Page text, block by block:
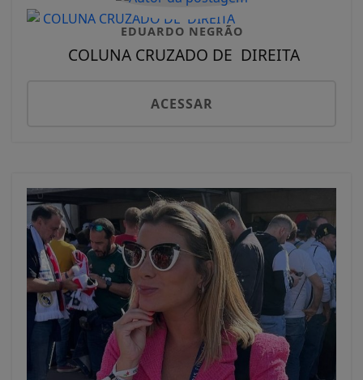
EDUARDO NEGRÃO
COLUNA CRUZADO DE DIREITA
ACESSAR